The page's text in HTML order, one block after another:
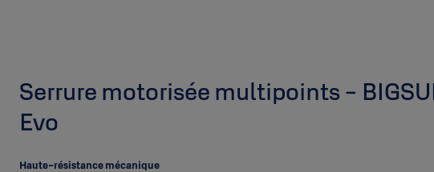
Serrure motorisée multipoints -
Evo
Haute-résistance mécanique